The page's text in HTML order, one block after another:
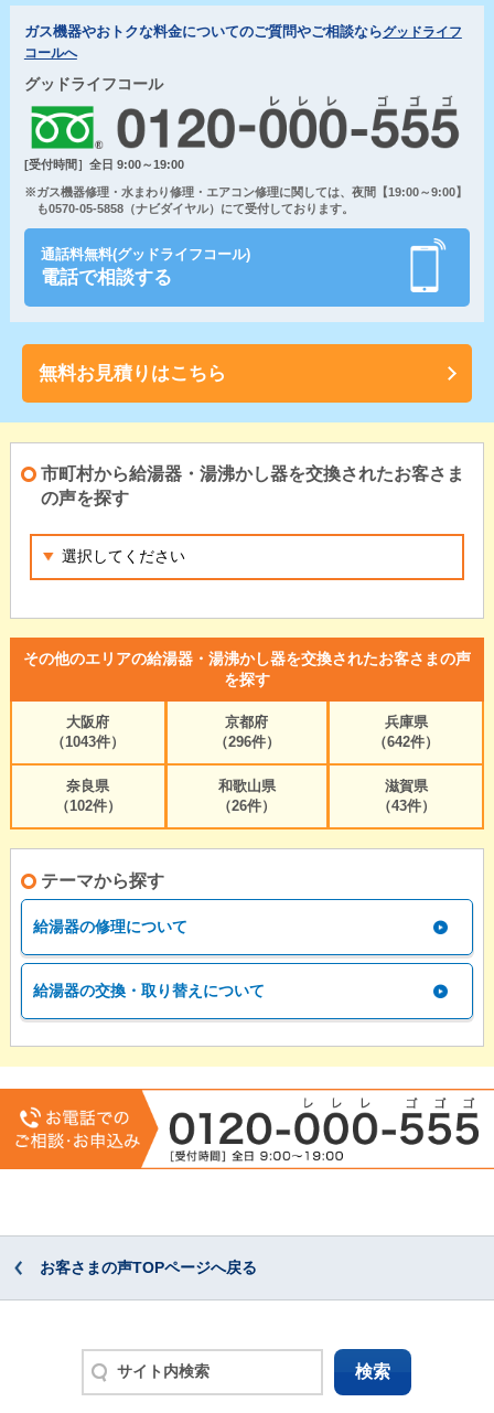
ガス機器やおトクな料金についてのご質問やご相談ならグッドライフ
コールへ
グッドライフコール
[受付時間］全日 9:00～19:00
※ガス機器修理・水まわり修理・エアコン修理に関しては、夜間【19:00～9:00】
も0570-05-5858（ナビダイヤル）にて受付しております。
通話料無料(グッドライフコール)
電話で相談する
無料お見積りはこちら
市町村から給湯器・湯沸かし器を交換されたお客さま
の声を探す
その他のエリアの給湯器・湯沸かし器を交換されたお客さまの声
を探す
大阪府
（1043件）
京都府
（296件）
兵庫県
（642件）
奈良県
（102件）
和歌山県
（26件）
滋賀県
（43件）
テーマから探す
給湯器の修理について
給湯器の交換・取り替えについて
お客さまの声TOPページへ戻る